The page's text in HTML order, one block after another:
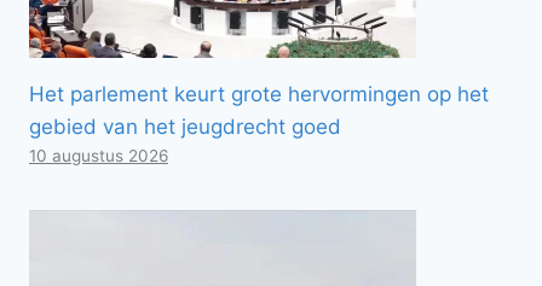
Het parlement keurt grote hervormingen op het
gebied van het jeugdrecht goed
10 augustus 2026